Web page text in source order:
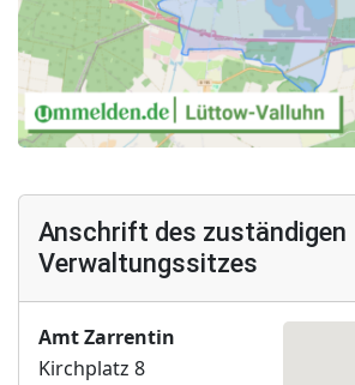
Anschrift des zuständigen
Verwaltungssitzes
Amt Zarrentin
Kirchplatz 8